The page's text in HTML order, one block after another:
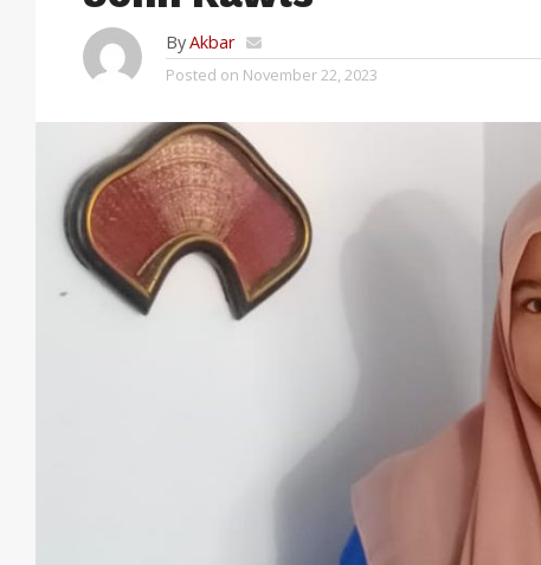
ByAkbar
Posted on November 22, 2023